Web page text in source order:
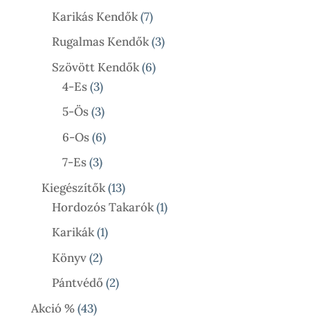
Termék
Karikás Kendők 77
Termék
Rugalmas Kendők 33
Szövött Kendők 66
4-Es 33
Termék
5-Ös 33
Termék
6-Os 66
Termék
7-Es 33
Termék
Kiegészítők 1313
Termék
Hordozós Takarók 11
Karikák 11
Könyv 22
Termék
Pántvédő 22
Akció % 4343